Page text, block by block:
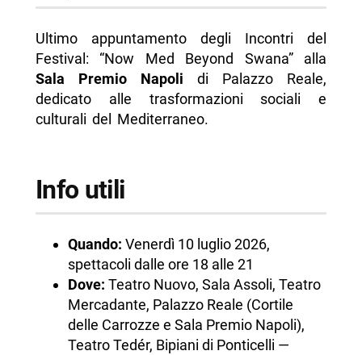
Ultimo appuntamento degli Incontri del
Festival: “Now Med Beyond Swana” alla
Sala Premio Napoli di Palazzo Reale,
dedicato alle trasformazioni sociali e
culturali del Mediterraneo.
Info utili
Quando: Venerdì 10 luglio 2026,
spettacoli dalle ore 18 alle 21
Dove: Teatro Nuovo, Sala Assoli, Teatro
Mercadante, Palazzo Reale (Cortile
delle Carrozze e Sala Premio Napoli),
Teatro Tedér, Bipiani di Ponticelli —